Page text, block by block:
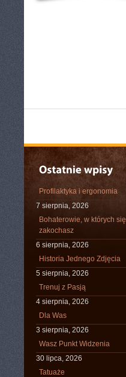
Profilaktyka i ergonomia
7 sierpnia, 2026
Bohaterowie, w których się
zakochasz
6 sierpnia, 2026
Historia Jednego Zdjęcia
5 sierpnia, 2026
Trenuj z Pasją
4 sierpnia, 2026
Dla Was
3 sierpnia, 2026
Wasz Punkt Widzenia
30 lipca, 2026
Tatuaże